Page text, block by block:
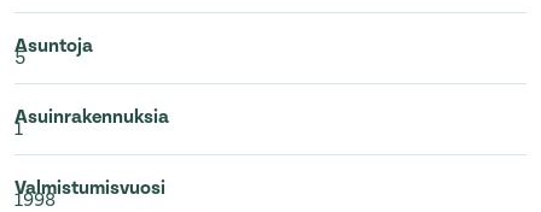
Asuntoja
5
Asuinrakennuksia
1
Valmistumisvuosi
1998